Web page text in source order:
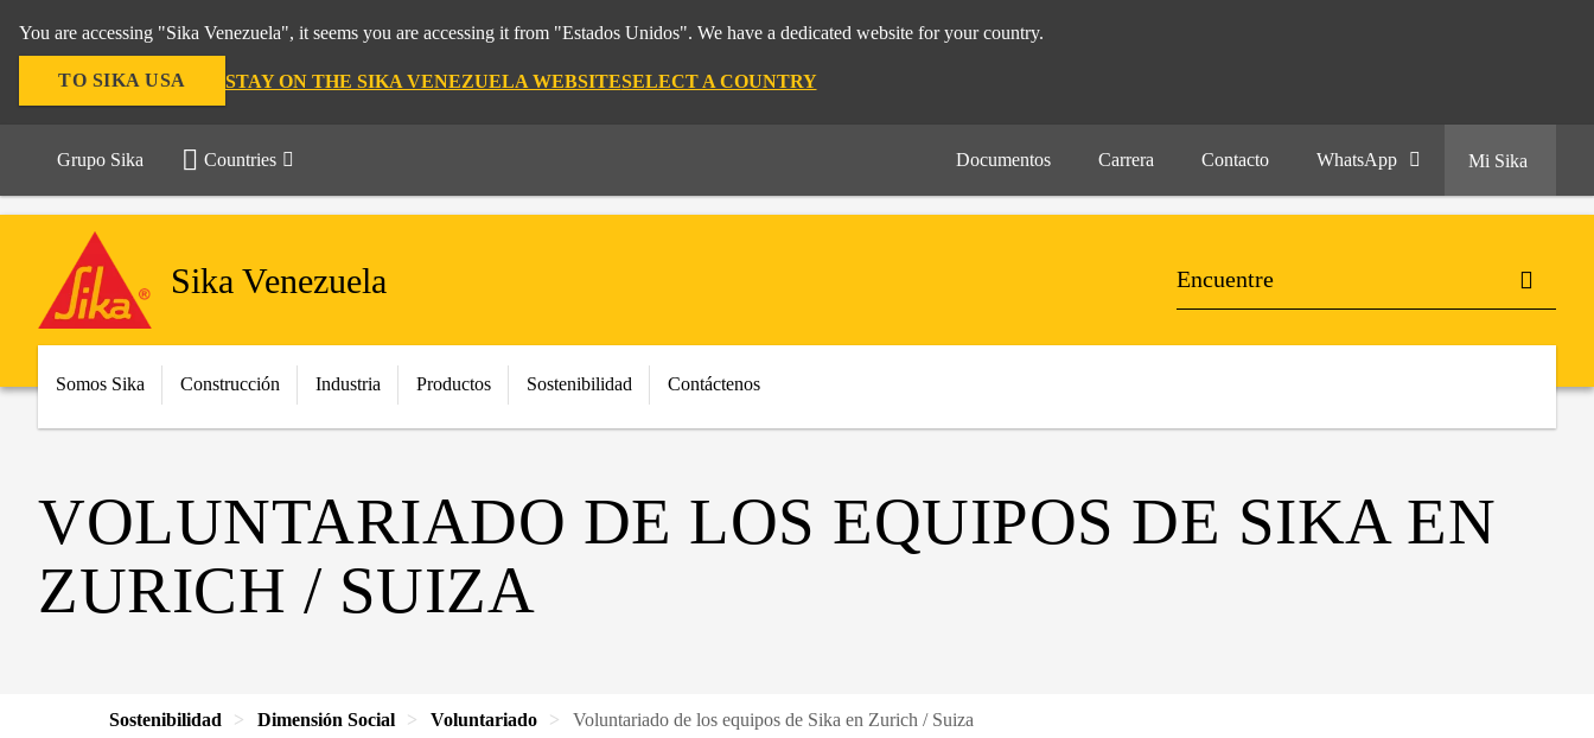
You are accessing "Sika Venezuela", it seems you are accessing it from "Estados Unidos". We have a dedicated website for your country.
TO SIKA USA STAY ON THE SIKA VENEZUELA WEBSITESELECT A COUNTRY
Grupo Sika Countries Documentos Carrera Contacto WhatsApp Mi Sika
Sika Venezuela
Somos Sika Construcción Industria Productos Sostenibilidad Contáctenos
VOLUNTARIADO DE LOS EQUIPOS DE SIKA EN
ZURICH / SUIZA
Sostenibilidad Dimensión Social Voluntariado Voluntariado de los equipos de Sika en Zurich / Suiza